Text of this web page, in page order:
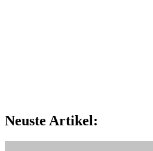
Neuste Artikel: